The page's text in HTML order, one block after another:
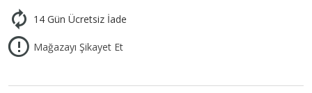
14 Gün Ücretsiz İade
Mağazayı Şikayet Et